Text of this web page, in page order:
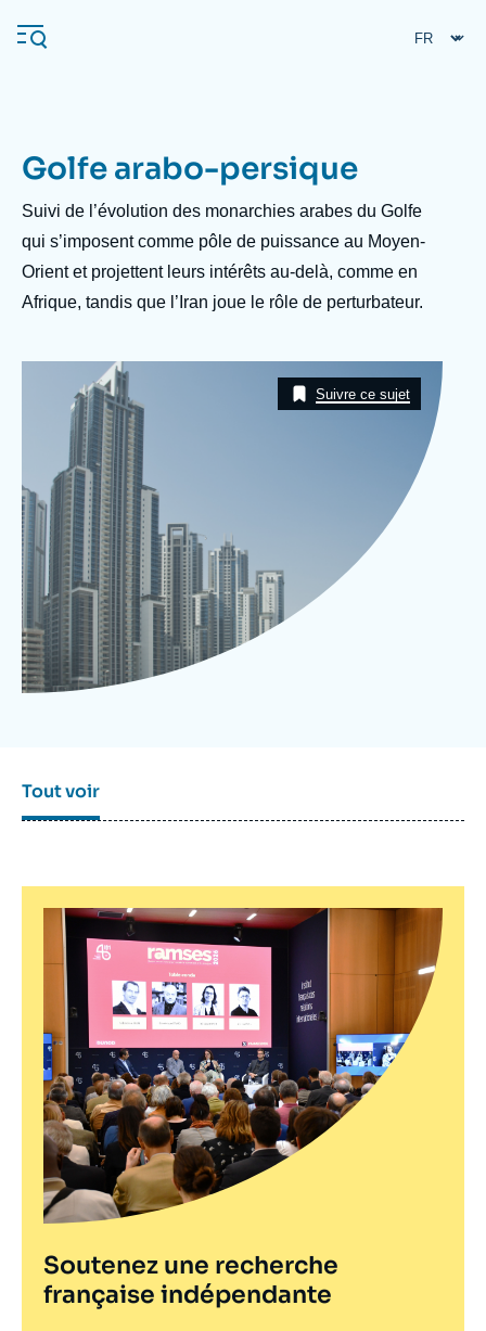
au
contenu
Navigation
principale
L'Ifri
Analyses
Événements
Nous soutenir
L'Ifri en bref Proche-Orient
Golfe arabo-persique
Description
Suivi de l’évolution des monarchies arabes du Golfe
qui s’imposent comme pôle de puissance au Moyen-
Orient et projettent leurs intérêts au-delà, comme en
Afrique, tandis que l’Iran joue le rôle de perturbateur.
Taxonomie
Suivre ce sujet
Tout voir
Soutenez une recherche
française indépendante